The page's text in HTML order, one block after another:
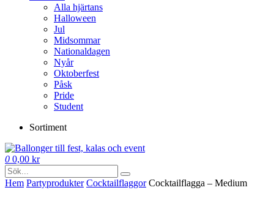
Alla hjärtans
Halloween
Jul
Midsommar
Nationaldagen
Nyår
Oktoberfest
Påsk
Pride
Student
Sortiment
0 0,00 kr
Hem Party­­produkter Cocktail­flaggor Cocktailflagga – Medium